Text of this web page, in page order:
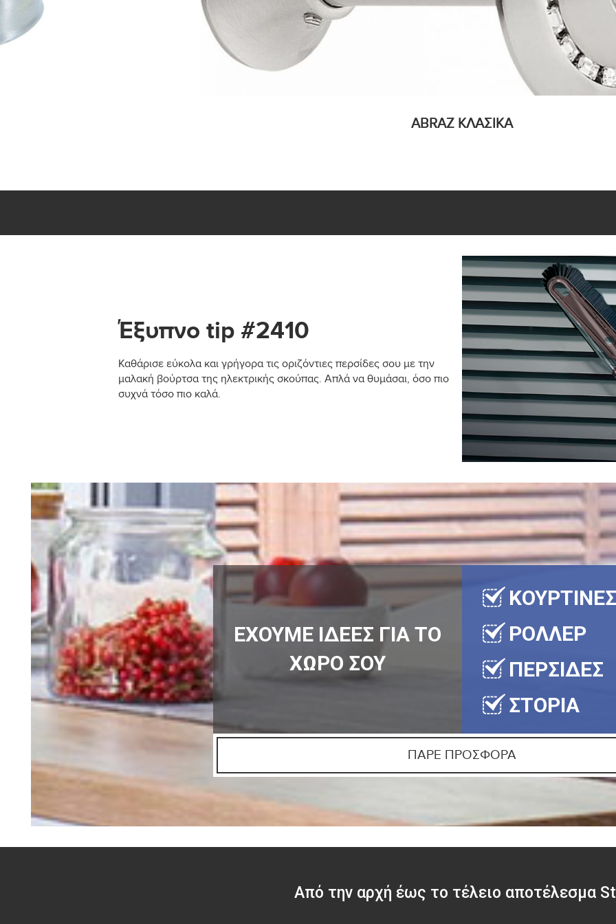
ABRAZ ΚΛΑΣΙΚΑ
Έξυπνο tip #2410
Καθάρισε εύκολα και γρήγορα τις οριζόντιες περσίδες σου με την
μαλακή βούρτσα της ηλεκτρικής σκούπας. Απλά να θυμάσαι, όσο πιο
συχνά τόσο πιο καλά.
ΕΧΟΥΜΕ ΙΔΕΕΣ ΓΙΑ ΤΟ
ΧΩΡΟ ΣΟΥ
ΚΟΥΡΤΙΝΕΣ
ΡΟΛΛΕΡ
ΠΕΡΣΙΔΕΣ
ΣΤΟΡΙΑ
ΠΑΡΕ ΠΡΟΣΦΟΡΑ
Από την αρχή έως το τέλειο αποτέλεσμα